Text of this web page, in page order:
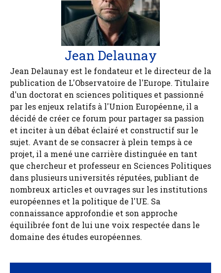
Jean Delaunay
Jean Delaunay est le fondateur et le directeur de la
publication de L'Observatoire de l'Europe. Titulaire
d'un doctorat en sciences politiques et passionné
par les enjeux relatifs à l'Union Européenne, il a
décidé de créer ce forum pour partager sa passion
et inciter à un débat éclairé et constructif sur le
sujet. Avant de se consacrer à plein temps à ce
projet, il a mené une carrière distinguée en tant
que chercheur et professeur en Sciences Politiques
dans plusieurs universités réputées, publiant de
nombreux articles et ouvrages sur les institutions
européennes et la politique de l'UE. Sa
connaissance approfondie et son approche
équilibrée font de lui une voix respectée dans le
domaine des études européennes.